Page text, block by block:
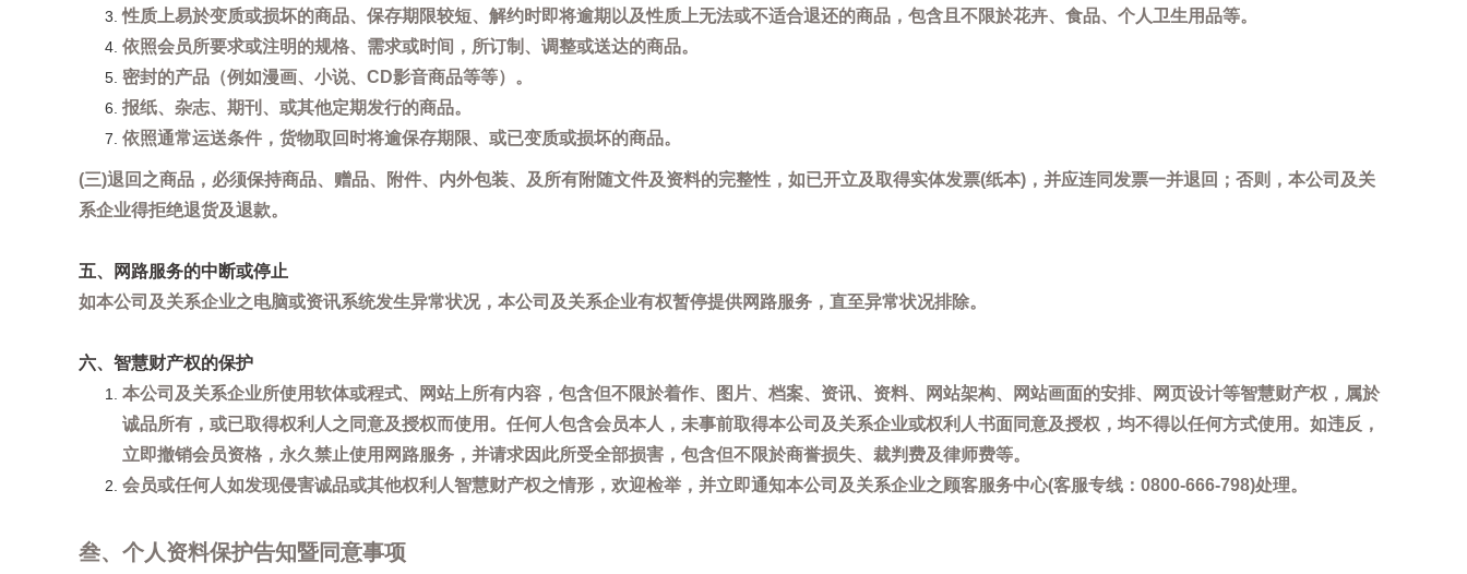
性质上易於变质或损坏的商品、保存期限较短、解约时即将逾期以及性质上无法或不适合退还的商品，包含且不限於花卉、食品、个人卫生用品等。
依照会员所要求或注明的规格、需求或时间，所订制、调整或送达的商品。
密封的产品（例如漫画、小说、CD影音商品等等）。
报纸、杂志、期刊、或其他定期发行的商品。
依照通常运送条件，货物取回时将逾保存期限、或已变质或损坏的商品。
(三)退回之商品，必须保持商品、赠品、附件、内外包装、及所有附随文件及资料的完整性，如已开立及取得实体发票(纸本)，并应连同发票一并退回；否则，本公司及关
系企业得拒绝退货及退款。
五、网路服务的中断或停止
如本公司及关系企业之电脑或资讯系统发生异常状况，本公司及关系企业有权暂停提供网路服务，直至异常状况排除。
六、智慧财产权的保护
本公司及关系企业所使用软体或程式、网站上所有内容，包含但不限於着作、图片、档案、资讯、资料、网站架构、网站画面的安排、网页设计等智慧财产权，属於
诚品所有，或已取得权利人之同意及授权而使用。任何人包含会员本人，未事前取得本公司及关系企业或权利人书面同意及授权，均不得以任何方式使用。如违反，
立即撤销会员资格，永久禁止使用网路服务，并请求因此所受全部损害，包含但不限於商誉损失、裁判费及律师费等。
会员或任何人如发现侵害诚品或其他权利人智慧财产权之情形，欢迎检举，并立即通知本公司及关系企业之顾客服务中心(客服专线：0800-666-798)处理。
叁、个人资料保护告知暨同意事项